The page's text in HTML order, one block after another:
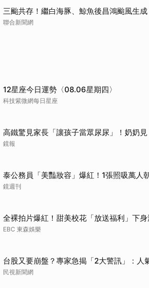
三颱共存！繼白海豚、鯨魚後昌鴻颱風生
聯合新聞網
12星座今日運勢〈08.06星期四〉
科技紫微網每日星座
高鐵驚見家長「讓孩子當眾尿尿」！奶奶
鏡報
泰公務員「美豔妝容」爆紅！1張照吸萬
鏡週刊
全裸拍片爆紅！甜美校花「放送福利」下
EBC 東森娛樂
台股又要崩盤？專家急揭「2大警訊」：人
民視新聞網